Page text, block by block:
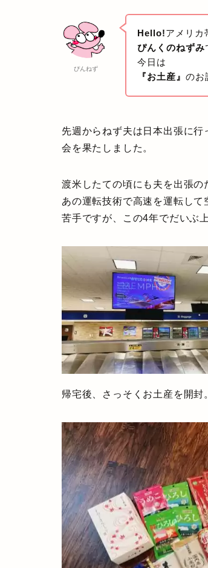
ぴんねず
Hello!アメリカ
ぴんくのねずみ
今日は
『お土産』のお
先週からねず夫は日本出張に
会を果たしました。
渡米したての頃にも夫を出張の
あの運転技術で高速を運転し
苦手ですが、この4年でだいぶ
帰宅後、さっそくお土産を開封